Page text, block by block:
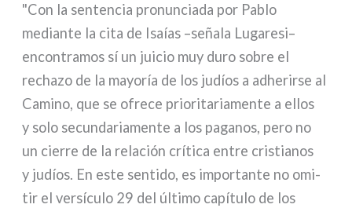
"Con la sen­ten­cia pro­nun­cia­da por Pablo
median­te la cita de Isaías –seña­la Lugaresi–
encon­tra­mos sí un jui­cio muy duro sobre el
recha­zo de la mayo­ría de los judíos a adhe­rir­se al
Camino, que se ofre­ce prio­ri­ta­ria­men­te a ellos
y solo secun­da­ria­men­te a los paga­nos, pero no
un cier­re de la rela­ción crí­ti­ca entre cri­stia­nos
y judíos. En este sen­ti­do, es impor­tan­te no omi­
tir el ver­sí­cu­lo 29 del últi­mo capí­tu­lo de los